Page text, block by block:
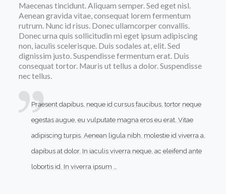
Maecenas tincidunt. Aliquam semper. Sed eget nisl.
Aenean gravida vitae, consequat lorem fermentum
rutrum. Nunc id risus. Donec ullamcorper convallis.
Donec urna quis sollicitudin mi eget ipsum adipiscing
non, iaculis scelerisque. Duis sodales at, elit. Sed
dignissim justo. Suspendisse fermentum erat. Duis
consequat tortor. Mauris ut tellus a dolor. Suspendisse
nec tellus.
Praesent dapibus, neque id cursus faucibus, tortor neque
egestas augue, eu vulputate magna eros eu erat. Vitae
adipiscing turpis. Aenean ligula nibh, molestie id viverra a,
dapibus at dolor. In iaculis viverra neque, ac eleifend ante
lobortis id. In viverra ipsum …